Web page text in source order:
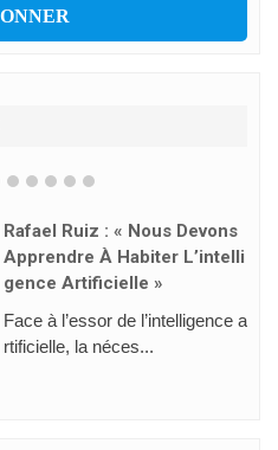
Rafael Ruiz : « Nous Devons
Apprendre À Habiter L’intelli
Gence Artificielle »
Face à l’essor de l’intelligence a
rtificielle, la néces...